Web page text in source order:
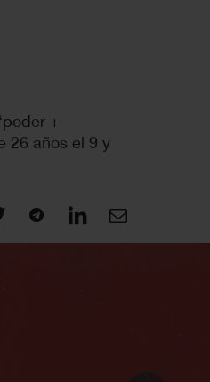
+
26 años el 9 y